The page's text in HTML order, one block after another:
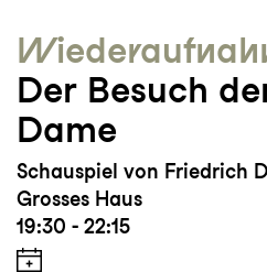
Der Besuch
Dame
Schauspiel von Friedrich
Grosses Haus
19:30 - 22:15